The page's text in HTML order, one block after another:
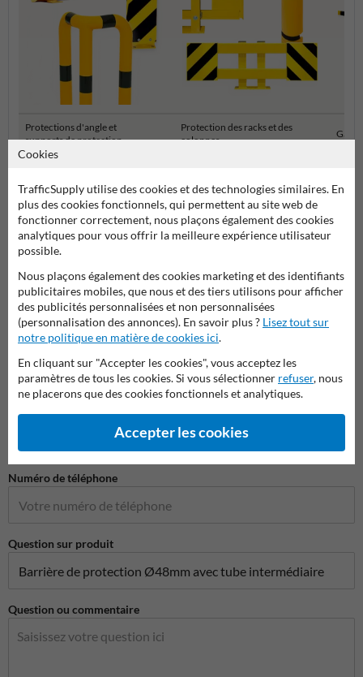
Protections d'angle et
supports de protection
Protection des racks et des
colonnes
Barrière de sécurité et protection industrielle
Poser votre question à ProtectionIndustrielle.be
Nom*
Nom de l'entreprise
Adresse e-mail*
Numéro de téléphone
Question sur produit
Question ou commentaire
Cookies
TrafficSupply utilise des cookies et des technologies similaires. En
plus des cookies fonctionnels, qui permettent au site web de
fonctionner correctement, nous plaçons également des cookies
analytiques pour vous offrir la meilleure expérience utilisateur
possible.
Nous plaçons également des cookies marketing et des identifiants
publicitaires mobiles, que nous et des tiers utilisons pour afficher
des publicités personnalisées et non personnalisées
(personnalisation des annonces). En savoir plus ? Lisez tout sur
notre politique en matière de cookies ici.
En cliquant sur "Accepter les cookies", vous acceptez les
paramètres de tous les cookies. Si vous sélectionner refuser, nous
ne placerons que des cookies fonctionnels et analytiques.
Accepter les cookies